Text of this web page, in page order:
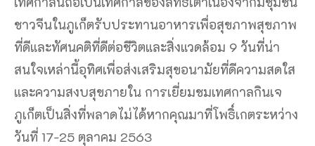
ชาวจีนในภูเก็ตรับประทานอาหารเพื่อสุขภาพสุขภาพ
ที่ดีและทัศนคติที่ดีต่อชีวิตและสิ่งแวดล้อม 9 วันที่น่า
สนใจเหล่านี้อุทิศเพื่อส่งเสริมสุขอนามัยที่ดีความสดใส
และความสงบสุขภายใน การเยี่ยมชมเทศกาลกินเจ
ภูเก็ตเป็นสิ่งที่พลาดไม่ได้หากคุณมาที่โพธิ์เกตระหว่าง
วันที่ 17-25 ตุลาคม 2563